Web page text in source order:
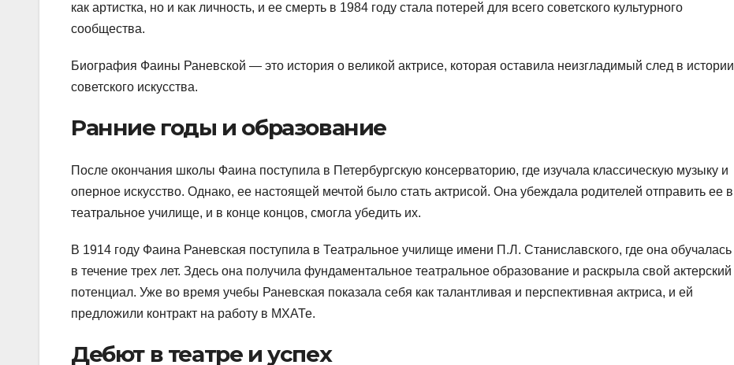
как артистка, но и как личность, и ее смерть в 1984 году стала потерей для всего советского культурного
сообщества.
Биография Фаины Раневской — это история о великой актрисе, которая оставила неизгладимый след в истории
советского искусства.
Ранние годы и образование
После окончания школы Фаина поступила в Петербургскую консерваторию, где изучала классическую музыку и
оперное искусство. Однако, ее настоящей мечтой было стать актрисой. Она убеждала родителей отправить ее в
театральное училище, и в конце концов, смогла убедить их.
В 1914 году Фаина Раневская поступила в Театральное училище имени П.Л. Станиславского, где она обучалась
в течение трех лет. Здесь она получила фундаментальное театральное образование и раскрыла свой актерский
потенциал. Уже во время учебы Раневская показала себя как талантливая и перспективная актриса, и ей
предложили контракт на работу в МХАТе.
Дебют в театре и успех